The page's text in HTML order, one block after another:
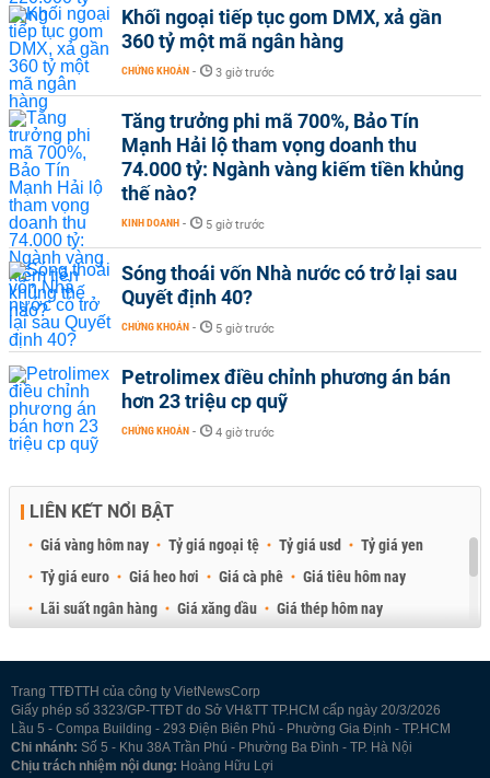
Khối ngoại tiếp tục gom DMX, xả gần
360 tỷ một mã ngân hàng
CHỨNG KHOÁN - 3 giờ trước
Tăng trưởng phi mã 700%, Bảo Tín
Mạnh Hải lộ tham vọng doanh thu
74.000 tỷ: Ngành vàng kiếm tiền khủng
thế nào?
KINH DOANH - 5 giờ trước
Sóng thoái vốn Nhà nước có trở lại sau
Quyết định 40?
CHỨNG KHOÁN - 5 giờ trước
Petrolimex điều chỉnh phương án bán
hơn 23 triệu cp quỹ
CHỨNG KHOÁN - 4 giờ trước
LIÊN KẾT NỔI BẬT
Giá vàng hôm nay Tỷ giá ngoại tệ Tỷ giá usd
Tỷ giá yen
Tỷ giá euro
Giá heo hơi Giá cà phê
Giá tiêu hôm nay
Lãi suất ngân hàng
Giá xăng dầu
Giá thép hôm nay
Trang TTĐTTH của công ty VietNewsCorp
Giấy phép số 3323/GP-TTĐT do Sở VH&TT TP.HCM cấp ngày 20/3/2026
Lầu 5 - Compa Building - 293 Điện Biên Phủ - Phường Gia Định - TP.HCM
Chi nhánh: Số 5 - Khu 38A Trần Phú - Phường Ba Đình - TP. Hà Nội
Chịu trách nhiệm nội dung: Hoàng Hữu Lợi